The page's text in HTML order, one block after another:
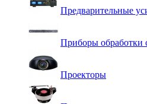
Предварительные
Приборы обработки
Проекторы